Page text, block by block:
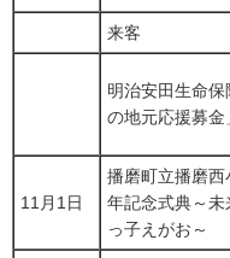
来客
明治安田生命
の地元応援募
11月1日
播磨町立播磨西
年記念式典～
っ子えがお～